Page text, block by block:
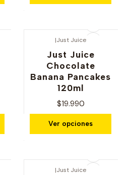
|Just Juice
Just Juice
Chocolate
Banana Pancakes
120ml
$19.990
Ver opciones
|Just Juice